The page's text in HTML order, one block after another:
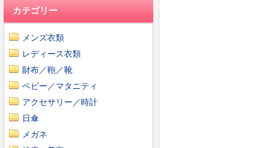
カテゴリー
メンズ衣類
レディース衣類
財布／鞄／靴
ベビー／マタニティ
アクセサリー／時計
日傘
メガネ